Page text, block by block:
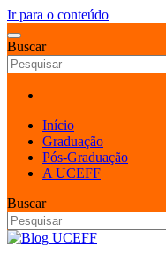
Ir para o conteúdo
Buscar
Início
Graduação
Pós-Graduação
A UCEFF
Buscar